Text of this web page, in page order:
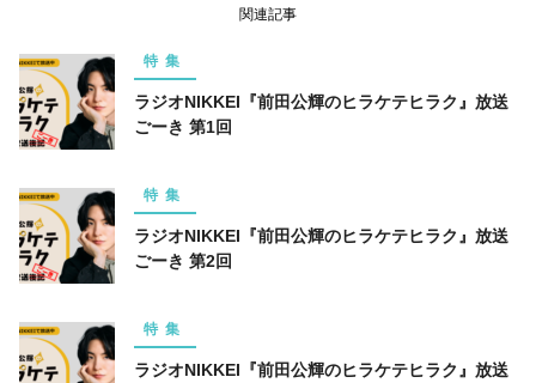
関連記事
特集
ラジオNIKKEI『前田公輝のヒラケテヒラク』放送
ごーき 第1回
特集
ラジオNIKKEI『前田公輝のヒラケテヒラク』放送
ごーき 第2回
特集
ラジオNIKKEI『前田公輝のヒラケテヒラク』放送